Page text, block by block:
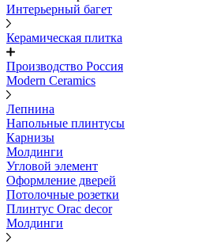
Интерьерный багет
Керамическая плитка
Производство Россия
Modern Ceramics
Лепнина
Напольные плинтусы
Карнизы
Молдинги
Угловой элемент
Оформление дверей
Потолочные розетки
Плинтус Orac decor
Молдинги